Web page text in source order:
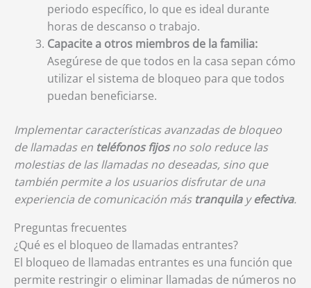
periodo específico, lo que es ideal durante
horas de descanso o trabajo.
Capacite a otros miembros de la familia:
Asegúrese de que todos en la casa sepan cómo
utilizar el sistema de bloqueo para que todos
puedan beneficiarse.
Implementar características avanzadas de bloqueo
de llamadas en teléfonos fijosno solo reduce las
molestias de las llamadas no deseadas, sino que
también permite a los usuarios disfrutar de una
experiencia de comunicación más tranquilayefectiva.
Preguntas frecuentes
¿Qué es el bloqueo de llamadas entrantes?
El bloqueo de llamadas entrantes es una función que
permite restringir o eliminar llamadas de números no